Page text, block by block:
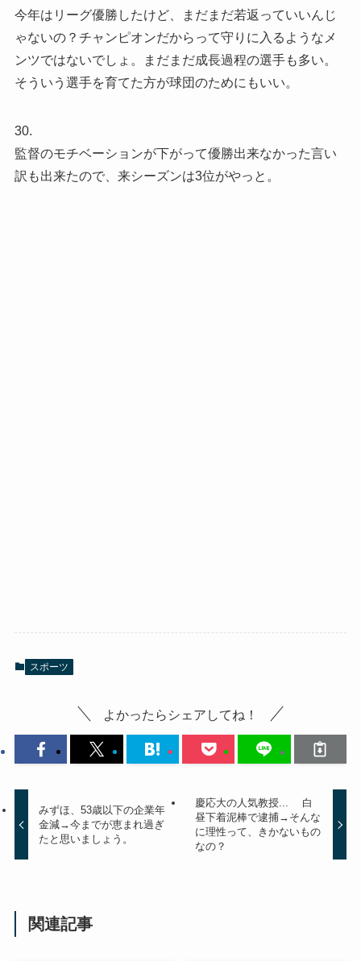
今年はリーグ優勝したけど、まだまだ若返っていいんじ
ゃないの？チャンピオンだからって守りに入るようなメ
ンツではないでしょ。まだまだ成長過程の選手も多い。
そういう選手を育てた方が球団のためにもいい。
30.
監督のモチベーションが下がって優勝出来なかった言い
訳も出来たので、来シーズンは3位がやっと。
スポーツ
よかったらシェアしてね！
みずほ、53歳以下の企業年
金減→今までが恵まれ過ぎ
たと思いましょう。
慶応大の人気教授... 白
昼下着泥棒で逮捕→そんな
に理性って、きかないもの
なの？
関連記事